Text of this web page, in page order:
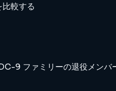
較する
9 ファミリーの退役メンバ